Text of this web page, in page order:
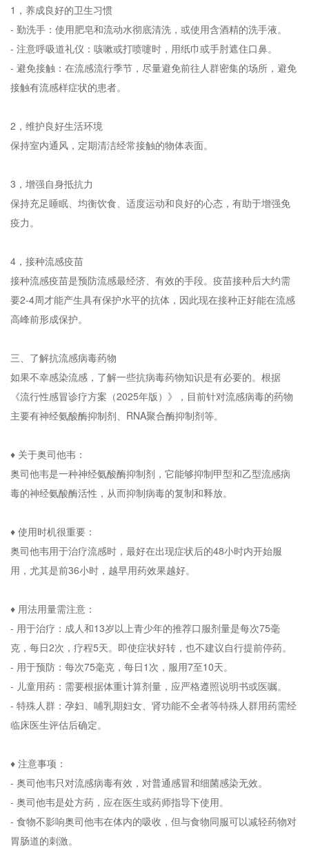
1，养成良好的卫生习惯
- 勤洗手：使用肥皂和流动水彻底清洗，或使用含酒精的洗手液。
- 注意呼吸道礼仪：咳嗽或打喷嚏时，用纸巾或手肘遮住口鼻。
- 避免接触：在流感流行季节，尽量避免前往人群密集的场所，避免
接触有流感样症状的患者。
2，维护良好生活环境
保持室内通风，定期清洁经常接触的物体表面。
3，增强自身抵抗力
保持充足睡眠、均衡饮食、适度运动和良好的心态，有助于增强免
疫力。
4，接种流感疫苗
接种流感疫苗是预防流感最经济、有效的手段。疫苗接种后大约需
要2-4周才能产生具有保护水平的抗体，因此现在接种正好能在流感
高峰前形成保护。
三、了解抗流感病毒药物
如果不幸感染流感，了解一些抗病毒药物知识是有必要的。根据
《流行性感冒诊疗方案（2025年版）》，目前针对流感病毒的药物
主要有神经氨酸酶抑制剂、RNA聚合酶抑制剂等。
♦ 关于奥司他韦：
奥司他韦是一种神经氨酸酶抑制剂，它能够抑制甲型和乙型流感病
毒的神经氨酸酶活性，从而抑制病毒的复制和释放。
♦ 使用时机很重要：
奥司他韦用于治疗流感时，最好在出现症状后的48小时内开始服
用，尤其是前36小时，越早用药效果越好。
♦ 用法用量需注意：
- 用于治疗：成人和13岁以上青少年的推荐口服剂量是每次75毫
克，每日2次，疗程5天。即使症状好转，也不建议自行提前停药。
- 用于预防：每次75毫克，每日1次，服用7至10天。
- 儿童用药：需要根据体重计算剂量，应严格遵照说明书或医嘱。
- 特殊人群：孕妇、哺乳期妇女、肾功能不全者等特殊人群用药需经
临床医生评估后确定。
♦ 注意事项：
- 奥司他韦只对流感病毒有效，对普通感冒和细菌感染无效。
- 奥司他韦是处方药，应在医生或药师指导下使用。
- 食物不影响奥司他韦在体内的吸收，但与食物同服可以减轻药物对
胃肠道的刺激。